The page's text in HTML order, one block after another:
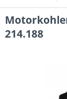
214.188